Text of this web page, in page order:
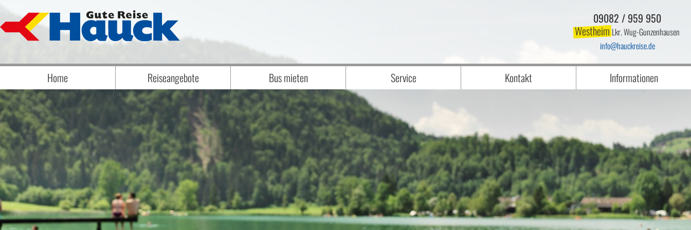
09082 / 959 950
Westheim Lkr. Wug-Gunzenhausen
info hauckreise.de
Home Reiseangebote
Badereise Badeaufenthalt
Biathlon
Eröffnungs-, Abschluss- & Erlebnisreisen
Eventreisen
Flugreisen
Frühjahrsreisen
Jubelreisen
Kurzreisen
Musicals und Musikreisen
Bus mieten
Anfrage
Unser Fuhrpark
Service
WIR über UNS - UNSER TEAM
Downloads
interessante BILDER von BESONDEREN Reisen
Katalogbestellung
Newsletteranmeldung
Reisegutschein
Zustiegsmöglichkeiten
Kontakt Informationen
Dashcam/Datenschutz Elsenfeld
Dashcam/Datenschutz Westheim
eBike Miete oder Mitnahme eigenes
Gassi Hundeour FAQ
Jobs
Mindestteilnehmerzahl
Öffnungszeiten